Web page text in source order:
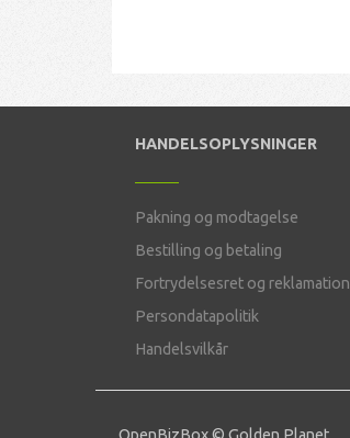
HANDELSOPLYSNINGER
Pakning og modtagelse
Bestilling og betaling
Fortrydelsesret og reklamation
Persondatapolitik
Handelsvilkår